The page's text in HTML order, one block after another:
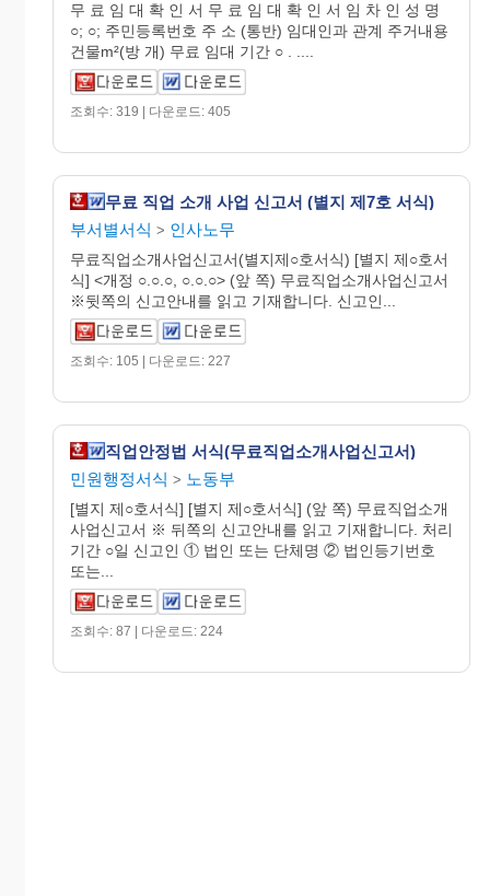
무 료 임 대 확 인 서 무 료 임 대 확 인 서 임 차 인 성 명
○; ○; 주민등록번호 주 소 (통반) 임대인과 관계 주거내용
건물m²(방 개) 무료 임대 기간 ○ . ....
조회수: 319 | 다운로드: 405
무료 직업 소개 사업 신고서 (별지 제7호 서식)
부서별서식 > 인사노무
무료직업소개사업신고서(별지제○호서식) [별지 제○호서
식] <개정 ○.○.○, ○.○.○> (앞 쪽) 무료직업소개사업신고서
※뒷쪽의 신고안내를 읽고 기재합니다. 신고인...
조회수: 105 | 다운로드: 227
직업안정법 서식(무료직업소개사업신고서)
민원행정서식 > 노동부
[별지 제○호서식] [별지 제○호서식] (앞 쪽) 무료직업소개
사업신고서 ※ 뒤쪽의 신고안내를 읽고 기재합니다. 처리
기간 ○일 신고인 ① 법인 또는 단체명 ② 법인등기번호
또는...
조회수: 87 | 다운로드: 224